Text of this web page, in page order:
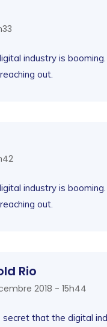
industry is
out.
industry is
out.
Rio
2018 - 15h44
secret that the digital